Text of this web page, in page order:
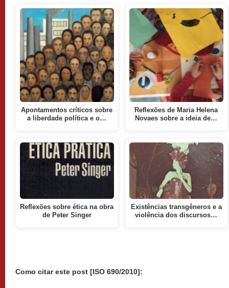
Apontamentos críticos sobre
a liberdade política e o…
Reflexões sobre ética na obra
de Peter Singer
Reflexões de Maria Helena
Novaes sobre a ideia de…
Existências transgêneros e a
violência dos discursos…
Como citar este post [ISO 690/2010]: